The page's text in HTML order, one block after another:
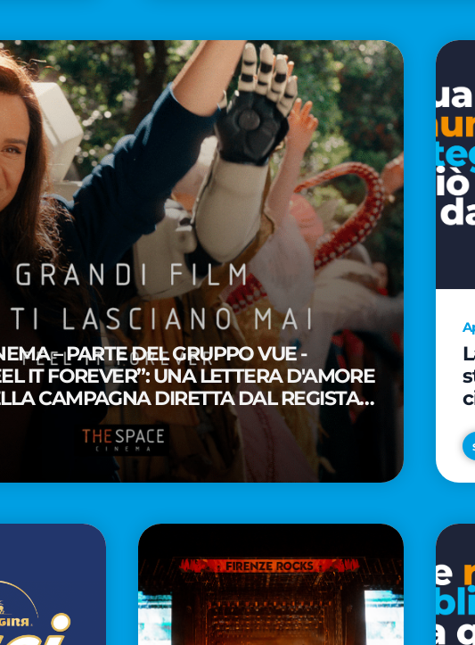
– PARTE DEL GRUPPO VUE -
IT FOREVER”: UNA LETTERA D'AMORE
CAMPAGNA DIRETTA DAL REGISTA
TAIKA WAITITI